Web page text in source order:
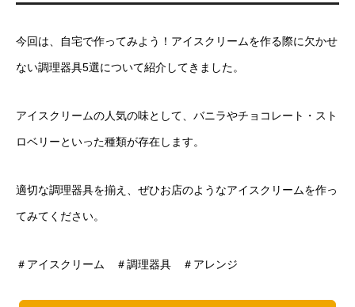
今回は、自宅で作ってみよう！アイスクリームを作る際に欠かせ
ない調理器具5選について紹介してきました。
アイスクリームの人気の味として、バニラやチョコレート・スト
ロベリーといった種類が存在します。
適切な調理器具を揃え、ぜひお店のようなアイスクリームを作っ
てみてください。
＃アイスクリーム ＃調理器具 ＃アレンジ